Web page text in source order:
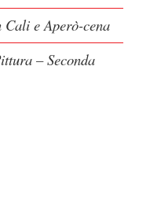
e Aperò-cena
– Seconda